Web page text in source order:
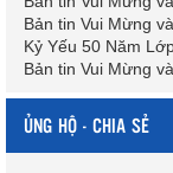
Bản tin Vui Mừng
Kỷ Yếu 50 Năm
Bản tin Vui Mừng
ỦNG HỘ - CHIA SẺ